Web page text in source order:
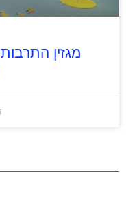
מגזין
6